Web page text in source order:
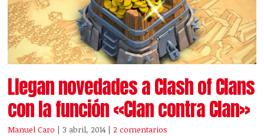
Llegan novedades a Clash of Clans
con la función «Clan contra Clan»
Manuel Caro | 3 abril, 2014 2 comentarios